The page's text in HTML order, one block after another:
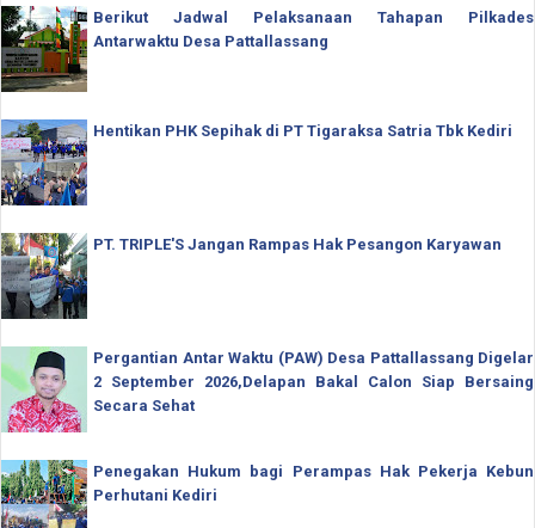
Berikut Jadwal Pelaksanaan Tahapan Pilkades
Antarwaktu Desa Pattallassang
Hentikan PHK Sepihak di PT Tigaraksa Satria Tbk Kediri
PT. TRIPLE'S Jangan Rampas Hak Pesangon Karyawan
Pergantian Antar Waktu (PAW) Desa Pattallassang Digelar
2 September 2026,Delapan Bakal Calon Siap Bersaing
Secara Sehat
Penegakan Hukum bagi Perampas Hak Pekerja Kebun
Perhutani Kediri